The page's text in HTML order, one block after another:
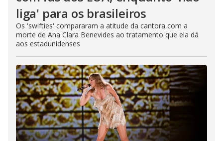
liga' para os brasileiros
Os 'swifties' compararam a atitude da cantora com a
morte de Ana Clara Benevides ao tratamento que ela dá
aos estadunidenses